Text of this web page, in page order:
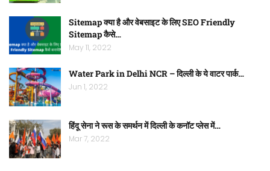
Sitemap क्या है और वेबसाइट के लिए SEO Friendly
Sitemap कैसे…
May 11, 2022
Water Park in Delhi NCR – दिल्ली के ये वाटर पार्क…
Jun 1, 2022
हिंदू सेना ने रूस के समर्थन में दिल्ली के कनॉट प्लेस में…
Mar 7, 2022